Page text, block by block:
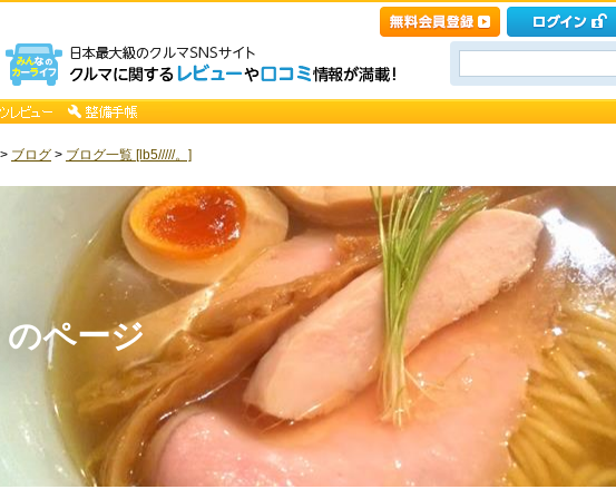
> ブログ > ブログ一覧 [lb5/////。]
ページ